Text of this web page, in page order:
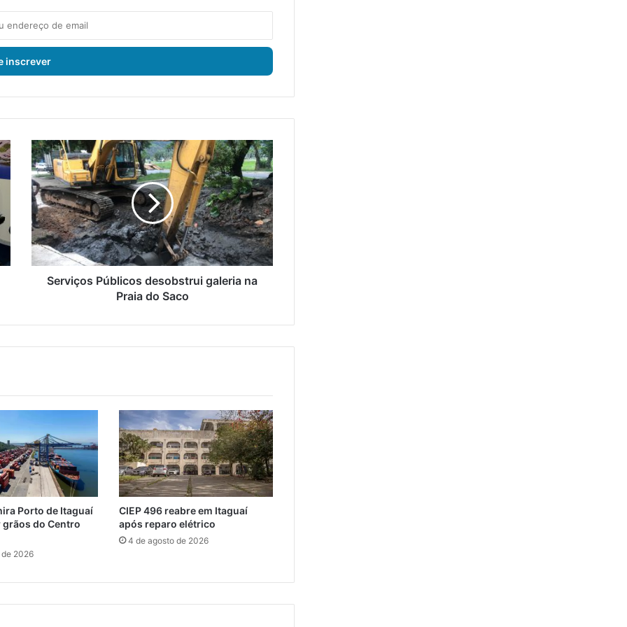
S
e
r
v
i
ç
o
s
P
i
e
s
b
s
t
r
u
i
g
l
i
Serviços Públicos desobstrui galeria na
Praia do Saco
Porto de Itaguaí
grãos do Centro
2026
CIEP 496 reabre em Itaguaí
após reparo elétrico
4 de agosto de 2026